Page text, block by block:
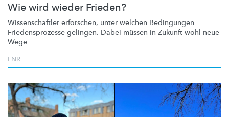
Wie wird wieder Frieden?
Wissenschaftler erforschen, unter welchen Bedingungen
Friedensprozesse gelingen. Dabei müssen in Zukunft wohl neue
Wege ...
FNR